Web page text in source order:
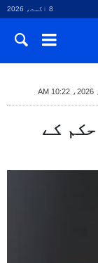
8 اگست، 2026
کے